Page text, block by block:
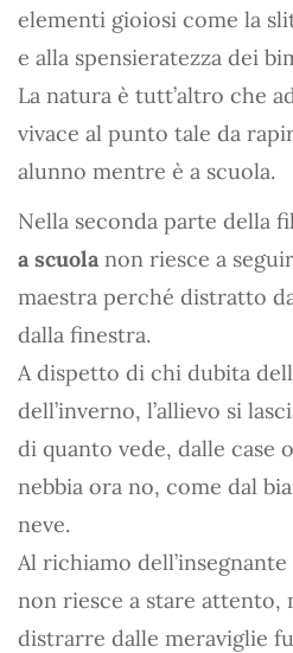
elementi gioiosi come la
e alla spensieratezza dei
La natura è tutt’altro che
vivace al punto tale da
alunno mentre è a scuola.
Nella seconda parte della
a scuola non riesce a
maestra perché distratto
dalla finestra.
A dispetto di chi dubita
dell’inverno, l’allievo si
di quanto vede, dalle case
nebbia ora no, come dal
neve.
Al richiamo
non riesce a stare attento,
distrarre dalle meraviglie